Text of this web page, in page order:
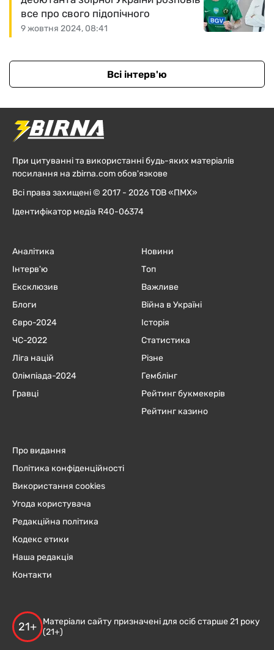
9 жовтня 2024, 08:41
все про свого підопічного
Всі інтерв'ю
При цитуванні та використанні будь-яких матеріалів
посилання на zbirna.com обов'язкове
Всі права захищені © 2017 - 2026 ТОВ «ПМХ»
Ідентифікатор медіа R40-06374
Аналітика
Інтерв'ю
Ексклюзив
Блоги
Євро-2024
ЧC-2022
Ліга націй
Олімпіада-2024
Гравці
Новини
Топ
Важливе
Війна в Україні
Історія
Статистика
Різне
Гемблінг
Рейтинг букмекерів
Рейтинг казино
Про видання
Політика конфіденційності
Використання cookies
Угода користувача
Редакційна політика
Кодекс етики
Наша редакція
Контакти
21+
Матеріали сайту призначені для осіб старше 21 року
(21+)